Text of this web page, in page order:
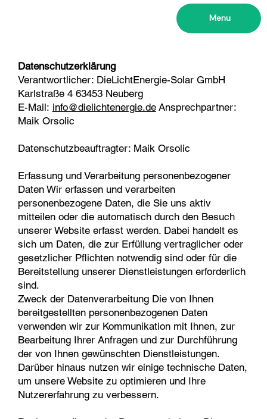
Menu
Datenschutzerklärung
Verantwortlicher: DieLichtEnergie-Solar GmbH
Karlstraße 4 63453 Neuberg
E-Mail: info@dielichtenergie.deAnsprechpartner:
Maik Orsolic
Datenschutzbeauftragter: Maik Orsolic
Erfassung und Verarbeitung personenbezogener
Daten Wir erfassen und verarbeiten
personenbezogene Daten, die Sie uns aktiv
mitteilen oder die automatisch durch den Besuch
unserer Website erfasst werden. Dabei handelt es
sich um Daten, die zur Erfüllung vertraglicher oder
gesetzlicher Pflichten notwendig sind oder für die
Bereitstellung unserer Dienstleistungen erforderlich
sind.
Zweck der Datenverarbeitung Die von Ihnen
bereitgestellten personenbezogenen Daten
verwenden wir zur Kommunikation mit Ihnen, zur
Bearbeitung Ihrer Anfragen und zur Durchführung
der von Ihnen gewünschten Dienstleistungen.
Darüber hinaus nutzen wir einige technische Daten,
um unsere Website zu optimieren und Ihre
Nutzererfahrung zu verbessern.